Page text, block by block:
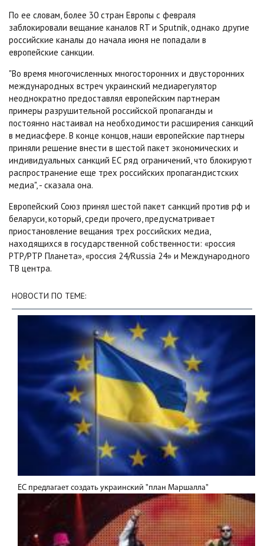
По ее словам, более 30 стран Европы с февраля
заблокировали вещание каналов RT и Sputnik, однако другие
российские каналы до начала июня не попадали в
европейские санкции.
"Во время многочисленных многосторонних и двусторонних
международных встреч украинский медиарегулятор
неоднократно предоставлял европейским партнерам
примеры разрушительной российской пропаганды и
постоянно настаивал на необходимости расширения санкций
в медиасфере. В конце концов, наши европейские партнеры
приняли решение внести в шестой пакет экономических и
индивидуальных санкций ЕС ряд ограничений, что блокируют
распространение еще трех российских пропагандистских
медиа", - сказала она.
Европейский Союз принял шестой пакет санкций против рф и
беларуси, который, среди прочего, предусматривает
приостановление вещания трех российских медиа,
находящихся в государственной собственности: «россия
РТР/РТР Планета», «россия 24/Russia 24» и Международного
ТВ центра.
НОВОСТИ ПО ТЕМЕ:
ЕС предлагает создать украинский "план Маршалла"